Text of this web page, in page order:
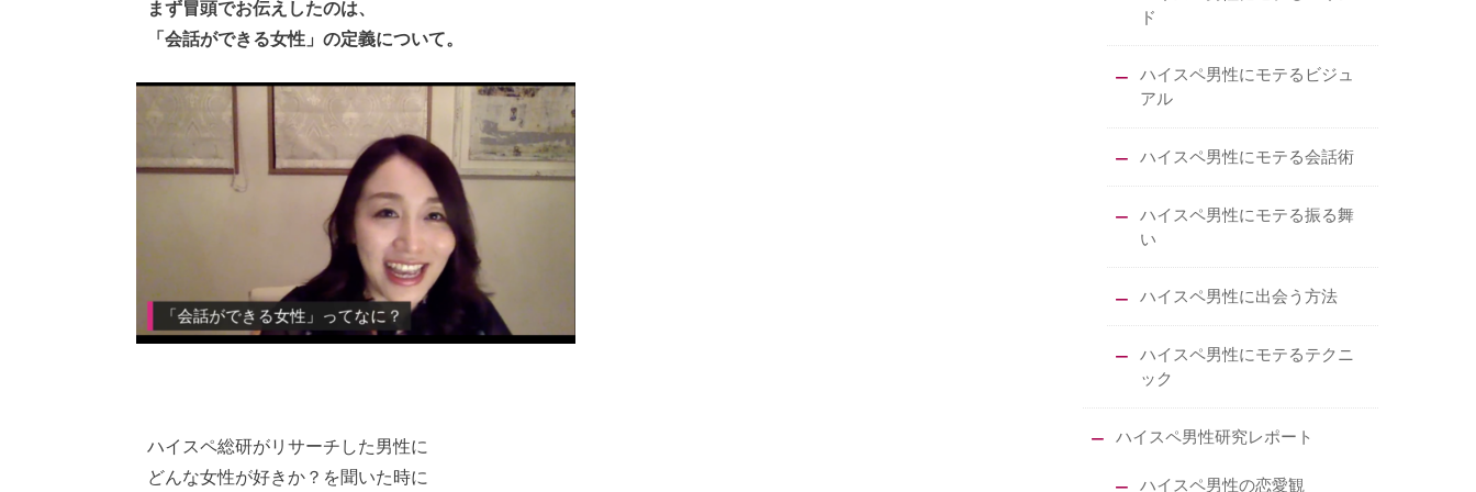
まず冒頭でお伝えしたのは、
「会話ができる女性」の定義について。
ハイスペ総研がリサーチした男性に
どんな女性が好きか？を聞いた時に
ド
ハイスペ男性にモテるビジュ
アル
ハイスペ男性にモテる会話術
ハイスペ男性にモテる振る舞
い
ハイスペ男性に出会う方法
ハイスペ男性にモテるテクニ
ック
ハイスペ男性研究レポート
ハイスペ男性の恋愛観